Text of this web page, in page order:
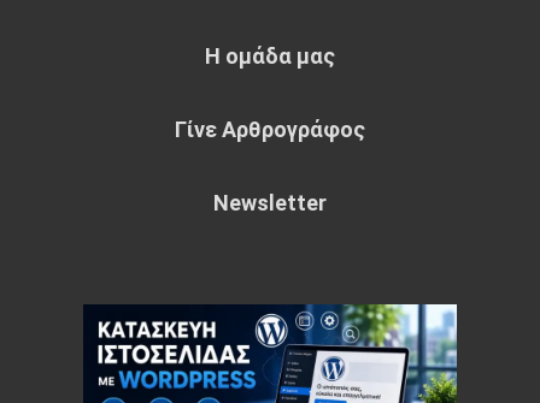
Η ομάδα μας
Γίνε Αρθρογράφος
Newsletter